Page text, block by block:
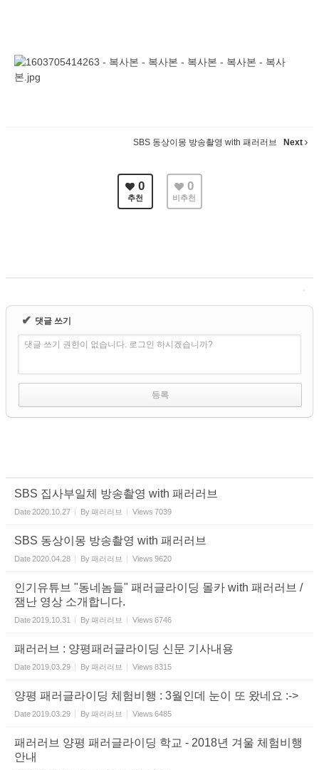
SBS 동상이몽 방송촬영 with 패러러브 Next
0
추천
0
비추천
✔ 댓글 쓰기
댓글 쓰기 권한이 없습니다. 로그인 하시겠습니까?
SBS 집사부일체 방송촬영 with 패러러브
Date2020.10.27 By패러러브 Views 7039
SBS 동상이몽 방송촬영 with 패러러브
Date2020.04.28 By패러러브 Views 9620
인기유튜브 "동네놈들" 패러글라이딩 몰카 with 패러러브 /
잼난 영상 소개합니다.
Date2019.10.31 By패러러브 Views 6746
패러러브 : 양평패러글라이딩 신문 기사내용
Date2019.03.29 By패러러브 Views 8315
양평 패러글라이딩 체험비행 : 3월인데 눈이 또 왔네요 :->
Date2019.03.29 By패러러브 Views 6485
패러러브 양평 패러글라이딩 학교 - 2018년 겨울 체험비행
안내